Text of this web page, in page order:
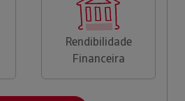
Rendibilidade
Financeira